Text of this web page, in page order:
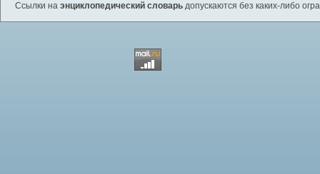
Ссылки на энциклопедический словарь допускаются без каких-либо